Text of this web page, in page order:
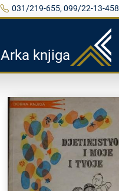
031/219-655, 099/22-13-458
Arka knjiga